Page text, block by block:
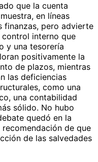
que la cuenta
en líneas
finanzas, pero advierte
interno que
y una tesorería
positivamente la
de plazos, mientras
las deficiencias
como una
una contabilidad
sólido. No hubo
quedó en la
de que
de las salvedades